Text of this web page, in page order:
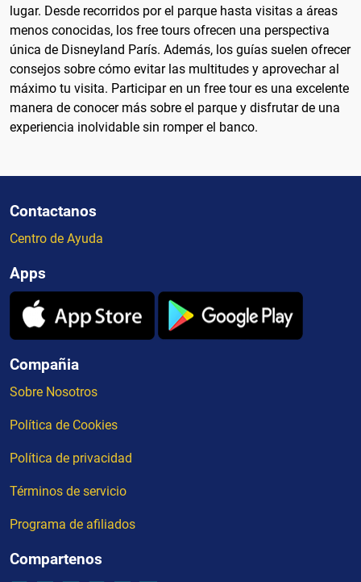
lugar. Desde recorridos por el parque hasta visitas a áreas
menos conocidas, los free tours ofrecen una perspectiva
única de Disneyland París. Además, los guías suelen ofrecer
consejos sobre cómo evitar las multitudes y aprovechar al
máximo tu visita. Participar en un free tour es una excelente
manera de conocer más sobre el parque y disfrutar de una
experiencia inolvidable sin romper el banco.
Contactanos
Centro de Ayuda
Apps
Compañia
Sobre Nosotros
Política de Cookies
Política de privacidad
Términos de servicio
Programa de afiliados
Compartenos